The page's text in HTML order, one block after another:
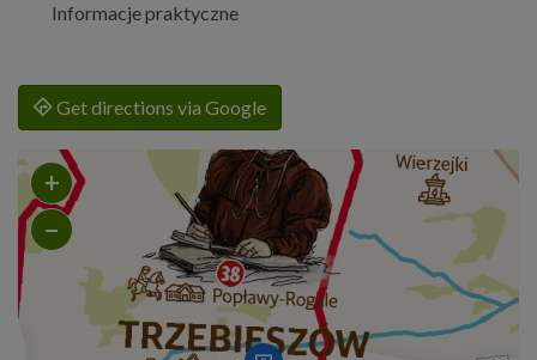
Informacje praktyczne
+
−
Get directions via Google